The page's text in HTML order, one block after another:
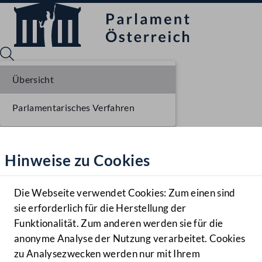
Hilfe
Benutzer
Navigationsmenü öffnen
MENÜ
Hinweise zu Cookies
Die Webseite verwendet Cookies: Zum einen sind
sie erforderlich für die Herstellung der
Funktionalität. Zum anderen werden sie für die
anonyme Analyse der Nutzung verarbeitet. Cookies
zu Analysezwecken werden nur mit Ihrem
Übersicht
Parlamentarisches Verfahren